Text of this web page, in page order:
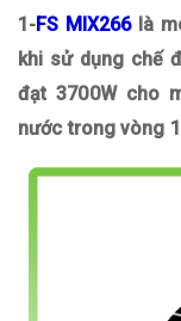
1-FS MIX266là
khi sử dụng chế
đạt 3700W cho
nước trong vòng